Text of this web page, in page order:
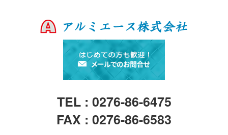
TEL : 0276-86-6475
FAX : 0276-86-6583